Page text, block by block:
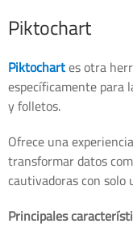
Piktochart
Piktochartes otra
específicamente para
y folletos.
Ofrece una
transformar datos
cautivadoras con solo
Principales